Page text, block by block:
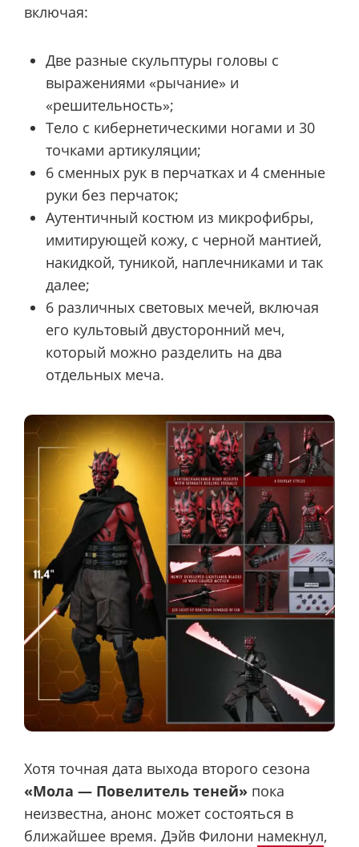
включая:
Две разные скульптуры головы с
выражениями «рычание» и
«решительность»;
Тело с кибернетическими ногами и 30
точками артикуляции;
6 сменных рук в перчатках и 4 сменные
руки без перчаток;
Аутентичный костюм из микрофибры,
имитирующей кожу, с черной мантией,
накидкой, туникой, наплечниками и так
далее;
6 различных световых мечей, включая
его культовый двусторонний меч,
который можно разделить на два
отдельных меча.
Хотя точная дата выхода второго сезона
«Мола — Повелитель теней» пока
неизвестна, анонс может состояться в
ближайшее время. Дэйв Филони намекнул,